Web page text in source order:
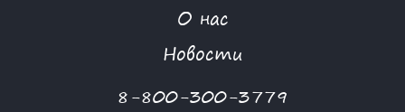
О нас
Новости
8-800-300-3779